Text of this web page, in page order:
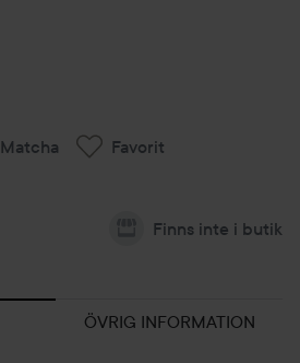
Matcha Favorit
Finns inte i butik
ÖVRIG INFORMATION